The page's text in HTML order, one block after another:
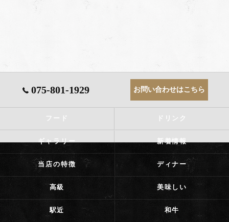
075-801-1929 お問い合わせはこちら
フード ドリンク
ギャラリー 新着情報
当店の特徴 ディナー
高級 美味しい
駅近 和牛